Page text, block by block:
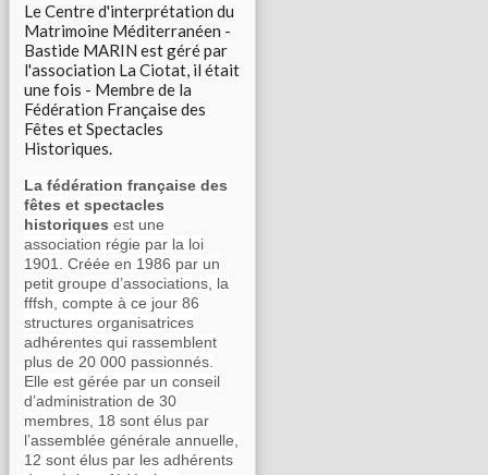
Le Centre d'interprétation du
Matrimoine Méditerranéen -
Bastide MARIN est géré par
l'association La Ciotat, il était
une fois - Membre de la
Fédération Française des
Fêtes et Spectacles
Historiques.
La fédération française des
fêtes et spectacles
historiques est une
association régie par la loi
1901. Créée en 1986 par un
petit groupe d’associations, la
fffsh, compte à ce jour 86
structures organisatrices
adhérentes qui rassemblent
plus de 20 000 passionnés.
Elle est gérée par un conseil
d’administration de 30
membres, 18 sont élus par
l’assemblée générale annuelle,
12 sont élus par les adhérents